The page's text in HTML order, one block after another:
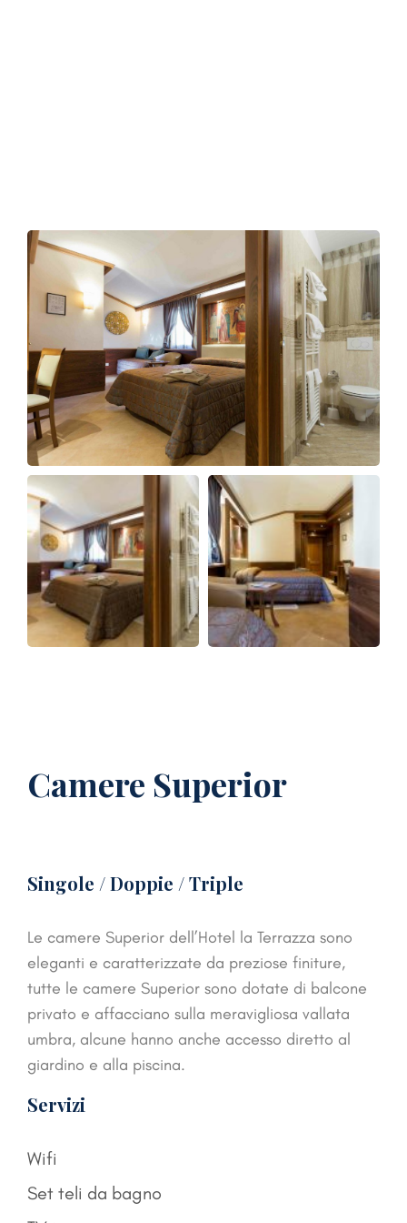
Camere Superior
Singole / Doppie / Triple
Le camere Superior dell’Hotel la Terrazza sono
eleganti e caratterizzate da preziose finiture,
tutte le camere Superior sono dotate di balcone
privato e affacciano sulla meravigliosa vallata
umbra, alcune hanno anche accesso diretto al
giardino e alla piscina.
Servizi
Wifi
Set teli da bagno